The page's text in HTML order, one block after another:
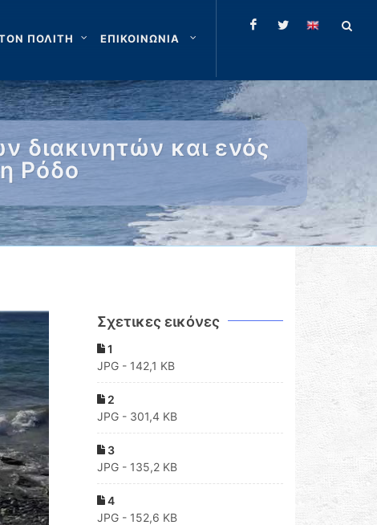
ΠΟΛΙΤΗ ΕΠΙΚΟΙΝΩΝΙΑ
διακινητών και ενός
Ρόδο
Σχετικες εικόνες
1
JPG - 142,1 KB
2
JPG - 301,4 KB
3
JPG - 135,2 KB
4
JPG - 152,6 KB